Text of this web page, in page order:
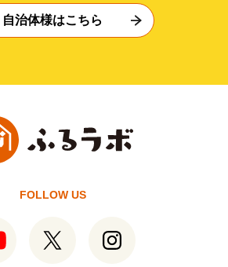
自治体様はこちら
FOLLOW US